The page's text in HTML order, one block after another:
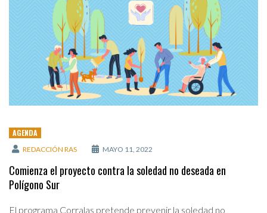
AGENDA
REDACCIÓN RAS MAYO 11, 2022
Comienza el proyecto contra la soledad no deseada en
Polígono Sur
El programa Corralas pretende prevenir la soledad no